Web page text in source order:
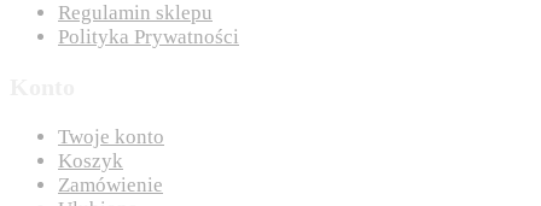
Regulamin sklepu
Polityka Prywatności
Twoje konto
Koszyk
Zamówienie